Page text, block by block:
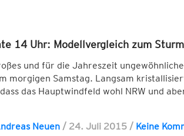
14 Uhr: Modellvergleich zum
und für die Jahreszeit
morgigen Samstag. Langsam
das Hauptwindfeld wohl NRW und
Neuen / 24. Juli 2015 / Keine